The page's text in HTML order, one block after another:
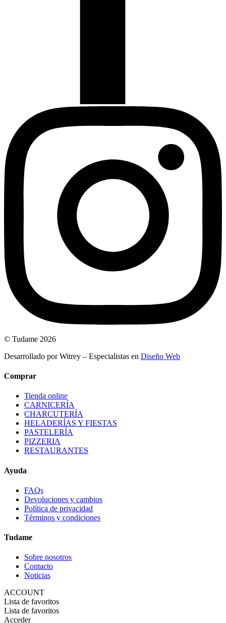
© Tudame 2026
Desarrollado por Witrey – Especialistas en Diseño Web
Comprar
Tienda online
CARNICERÍA
CHARCUTERÍA
HELADERÍAS Y FIESTAS
PASTELERÍA
PIZZERIA
RESTAURANTES
Ayuda
FAQs
Devoluciones y cambios
Política de privacidad
Términos y condiciones
Tudame
Sobre nosotros
Contacto
Noticias
ACCOUNT
Lista de favoritos
Lista de favoritos
Acceder